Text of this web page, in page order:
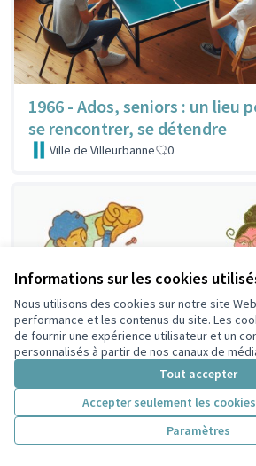
Informations sur les cookies
Nous utilisons des cookies sur notre site
performance et les contenus du site. Les
de fournir une expérience utilisateur et un
personnalisés à partir de nos canaux de
Tout accepter
Accepter seulement les
Paramètres
1966 - Ados, seniors : un lieu
se rencontrer, se détendre
Ville de Villeurbanne 0